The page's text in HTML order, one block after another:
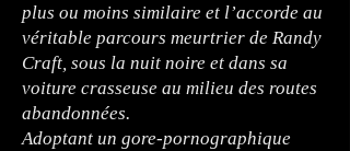
plus ou moins similaire et l’accorde au
véritable parcours meurtrier de Randy
Craft, sous la nuit noire et dans sa
voiture crasseuse au milieu des routes
abandonnées.
Adoptant un gore-pornographique